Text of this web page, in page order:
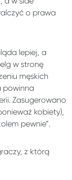
o prawa
lepiej, a
w stronę
męskich
powinna
Zasugerowano
kobiety),
pewnie”.
z którą